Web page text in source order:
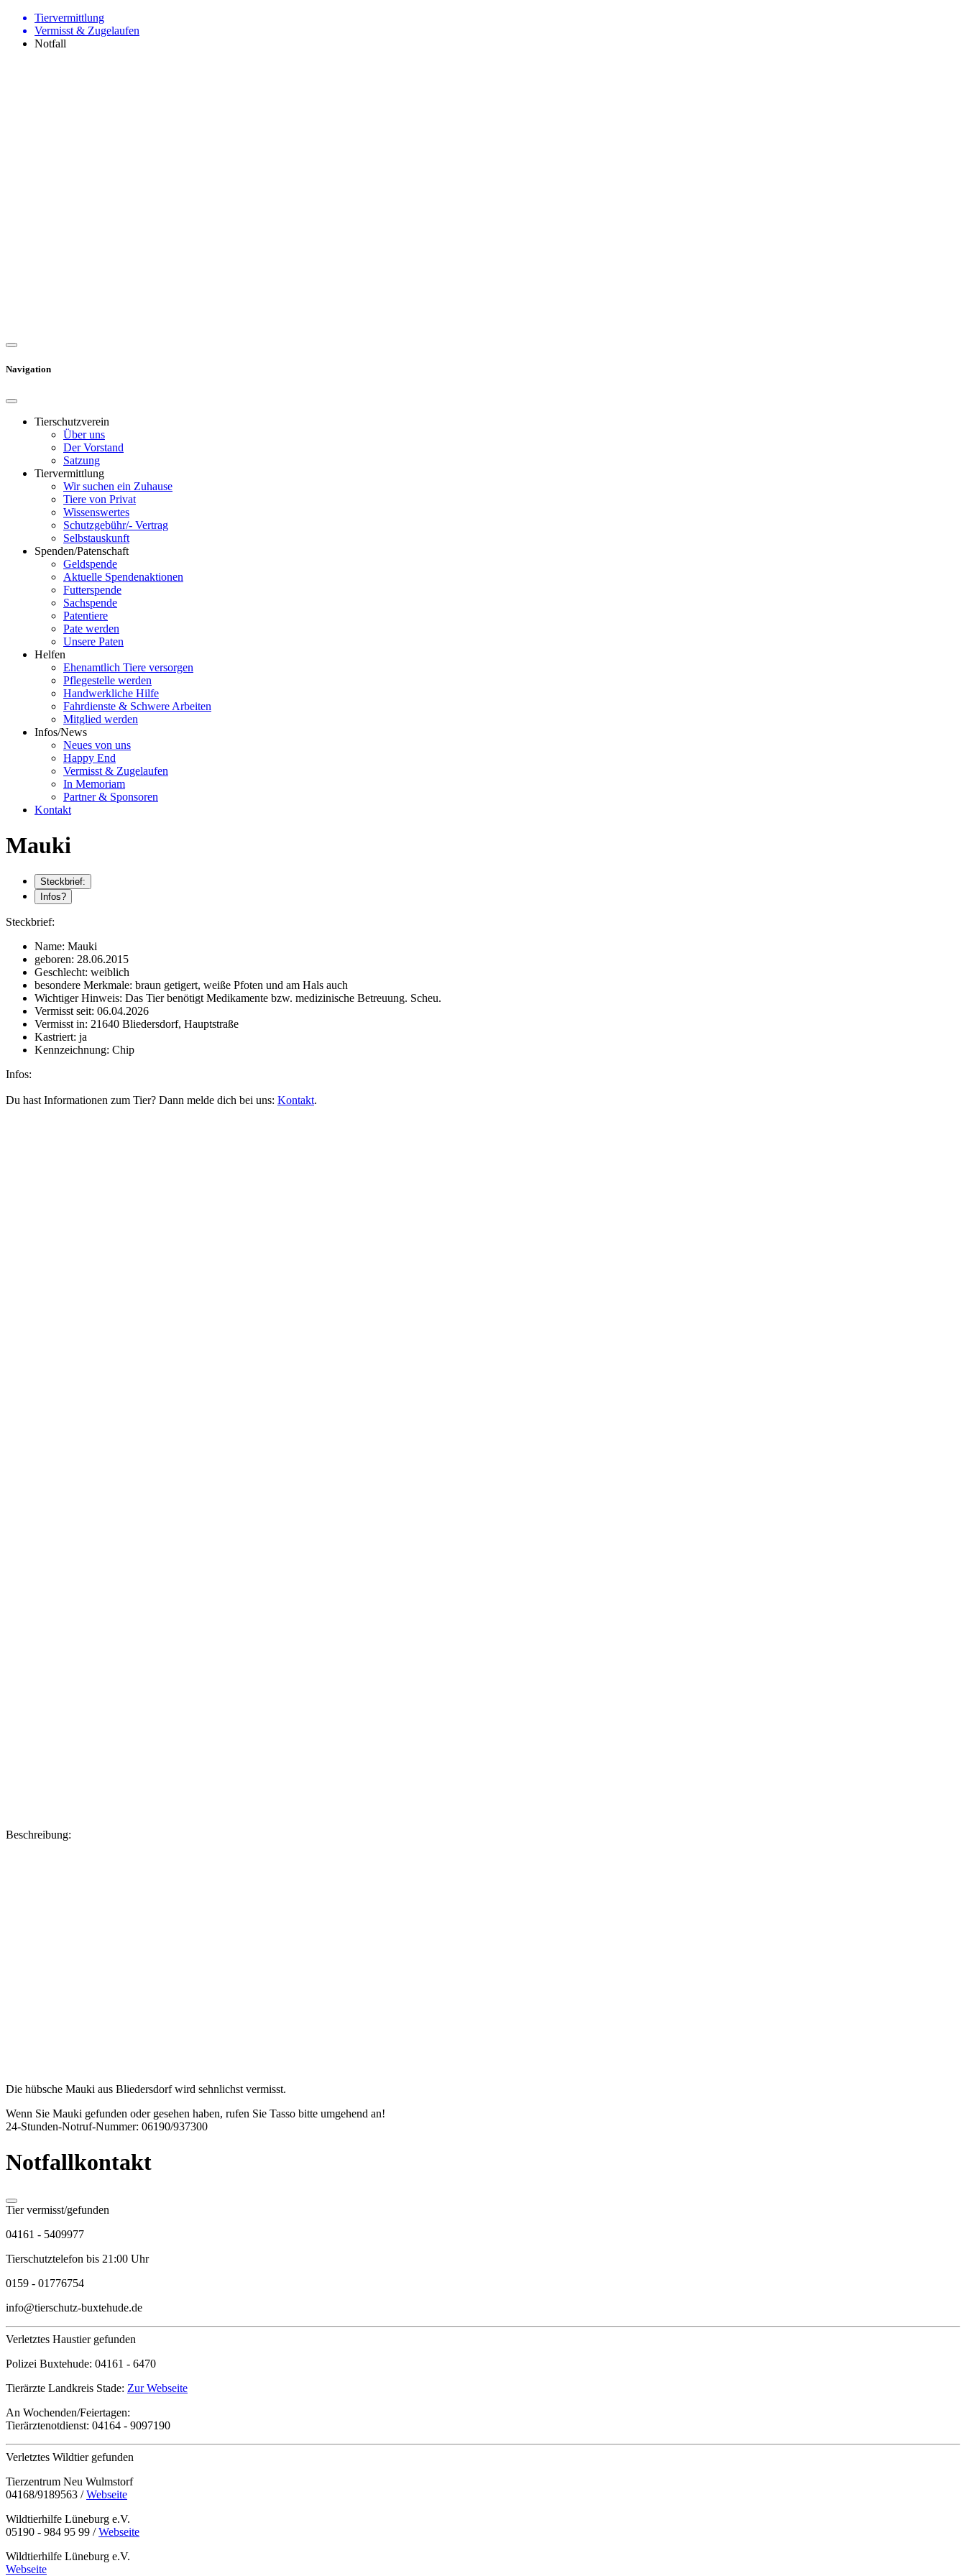
Tiervermittlung
Vermisst & Zugelaufen
Notfall
Navigation
Tierschutzverein
Über uns
Der Vorstand
Satzung
Tiervermittlung
Wir suchen ein Zuhause
Tiere von Privat
Wissenswertes
Schutzgebühr/- Vertrag
Selbstauskunft
Spenden/Patenschaft
Geldspende
Aktuelle Spendenaktionen
Futterspende
Sachspende
Patentiere
Pate werden
Unsere Paten
Helfen
Ehenamtlich Tiere versorgen
Pflegestelle werden
Handwerkliche Hilfe
Fahrdienste & Schwere Arbeiten
Mitglied werden
Infos/News
Neues von uns
Happy End
Vermisst & Zugelaufen
In Memoriam
Partner & Sponsoren
Kontakt
Mauki
Steckbrief:
Infos?
Steckbrief:
Name: Mauki
geboren: 28.06.2015
Geschlecht: weiblich
besondere Merkmale: braun getigert, weiße Pfoten und am Hals auch
Wichtiger Hinweis: Das Tier benötigt Medikamente bzw. medizinische Betreuung. Scheu.
Vermisst seit: 06.04.2026
Vermisst in: 21640 Bliedersdorf, Hauptstraße
Kastriert: ja
Kennzeichnung: Chip
Infos:
Du hast Informationen zum Tier? Dann melde dich bei uns: Kontakt.
Beschreibung:
Die hübsche Mauki aus Bliedersdorf wird sehnlichst vermisst.
Wenn Sie Mauki gefunden oder gesehen haben, rufen Sie Tasso bitte umgehend an!
24-Stunden-Notruf-Nummer: 06190/937300
Notfallkontakt
Tier vermisst/gefunden
04161 - 5409977
Tierschutztelefon bis 21:00 Uhr
0159 - 01776754
info@tierschutz-buxtehude.de
Verletztes Haustier gefunden
Polizei Buxtehude: 04161 - 6470
Tierärzte Landkreis Stade: Zur Webseite
An Wochenden/Feiertagen:
Tierärztenotdienst: 04164 - 9097190
Verletztes Wildtier gefunden
Tierzentrum Neu Wulmstorf
04168/9189563 /Webseite
Wildtierhilfe Lüneburg e.V.
05190 - 984 95 99 /Webseite
Wildtierhilfe Lüneburg e.V.
Webseite